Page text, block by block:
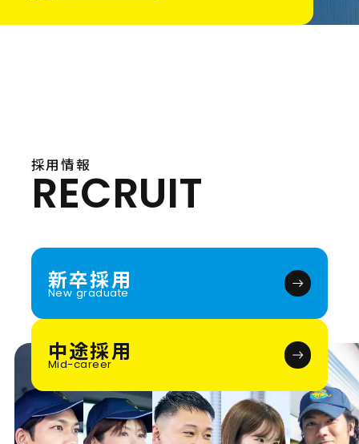
採用情報
RECRUIT
新卒採用
New graduate
中途採用
Mid-career